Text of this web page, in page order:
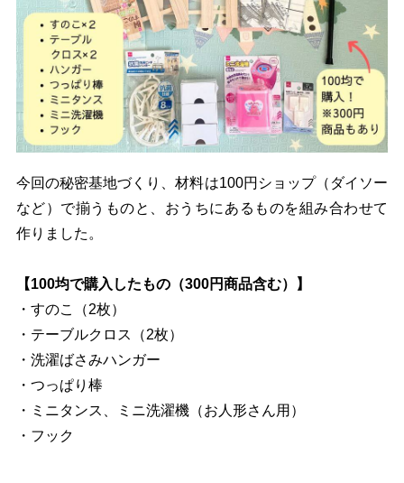
今回の秘密基地づくり、材料は100円ショップ（ダイソー
など）で揃うものと、おうちにあるものを組み合わせて
作りました。
【100均で購入したもの（300円商品含む）】
・すのこ（2枚）
・テーブルクロス（2枚）
・洗濯ばさみハンガー
・つっぱり棒
・ミニタンス、ミニ洗濯機（お人形さん用）
・フック